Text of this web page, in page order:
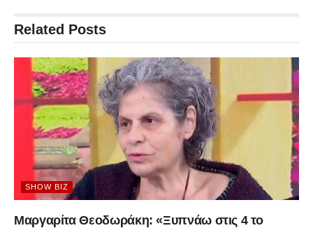
Related Posts
SHOW BIZ
Μαργαρίτα Θεοδωράκη: «Ξυπνάω στις 4 το